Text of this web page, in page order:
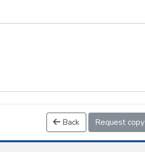
Back Request copy